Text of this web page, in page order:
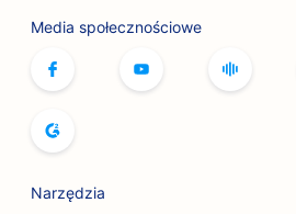
SEO dla usług związanych z
SEO dla kręgielni
Media społecznościowe
Narzędzia